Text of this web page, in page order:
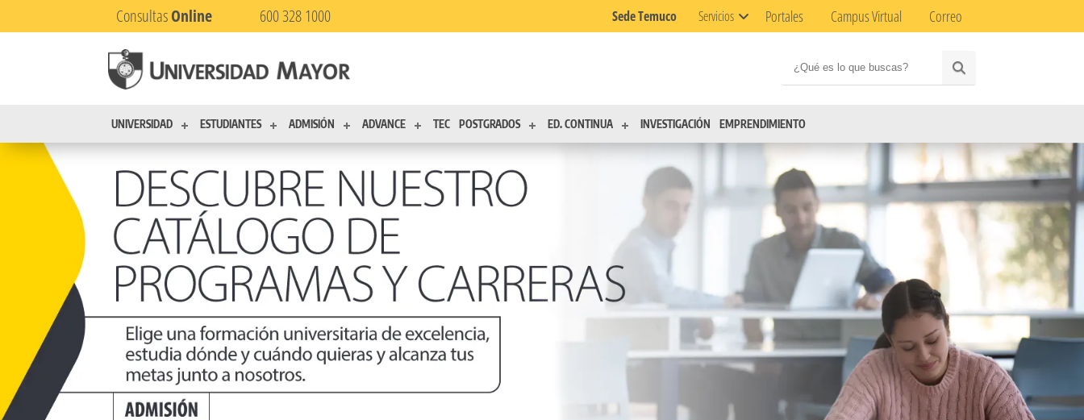
ConsultasOnline 600 328 1000 Sede Temuco Servicios Portales Campus Virtual Correo
UNIVERSIDAD ESTUDIANTES ADMISIÓN ADVANCE TEC POSTGRADOS ED. CONTINUA INVESTIGACIÓN EMPRENDIMIENTO